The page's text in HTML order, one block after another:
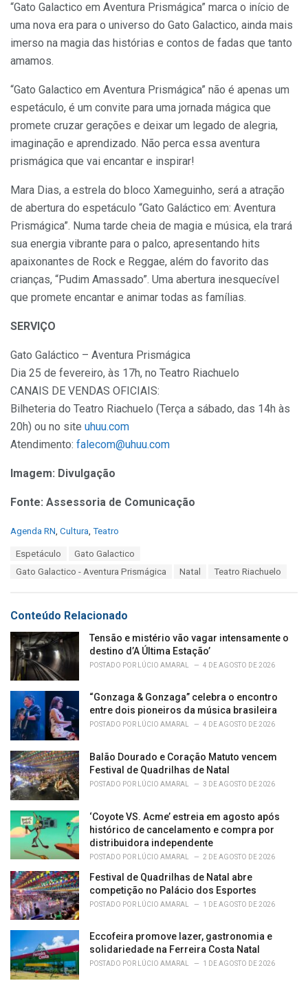
“Gato Galactico em Aventura Prismágica” marca o início de
uma nova era para o universo do Gato Galactico, ainda mais
imerso na magia das histórias e contos de fadas que tanto
amamos.
“Gato Galactico em Aventura Prismágica” não é apenas um
espetáculo, é um convite para uma jornada mágica que
promete cruzar gerações e deixar um legado de alegria,
imaginação e aprendizado. Não perca essa aventura
prismágica que vai encantar e inspirar!
Mara Dias, a estrela do bloco Xameguinho, será a atração
de abertura do espetáculo “Gato Galáctico em: Aventura
Prismágica”. Numa tarde cheia de magia e música, ela trará
sua energia vibrante para o palco, apresentando hits
apaixonantes de Rock e Reggae, além do favorito das
crianças, “Pudim Amassado”. Uma abertura inesquecível
que promete encantar e animar todas as famílias.
SERVIÇO
Gato Galáctico – Aventura Prismágica
Dia 25 de fevereiro, às 17h, no Teatro Riachuelo
CANAIS DE VENDAS OFICIAIS:
Bilheteria do Teatro Riachuelo (Terça a sábado, das 14h às
20h) ou no site uhuu.com
Atendimento: falecom@uhuu.com
Imagem: Divulgação
Fonte: Assessoria de Comunicação
C
i
e
s
:
Agenda RN, Cultura, Teatro
Espetáculo
Gato Galactico
Gato Galactico - Aventura Prismágica
Natal Teatro Riachuelo
Conteúdo Relacionado
Tensão e mistério vão vagar intensamente o
destino d’A Última Estação’
POSTADO POR LÚCIO AMARAL 4 DE AGOSTO DE 2026
“Gonzaga & Gonzaga” celebra o encontro
entre dois pioneiros da música brasileira
POSTADO POR LÚCIO AMARAL 4 DE AGOSTO DE 2026
Balão Dourado e Coração Matuto vencem
Festival de Quadrilhas de Natal
POSTADO POR LÚCIO AMARAL 3 DE AGOSTO DE 2026
‘Coyote VS. Acme’ estreia em agosto após
histórico de cancelamento e compra por
distribuidora independente
POSTADO POR LÚCIO AMARAL 2 DE AGOSTO DE 2026
Festival de Quadrilhas de Natal abre
competição no Palácio dos Esportes
POSTADO POR LÚCIO AMARAL 1 DE AGOSTO DE 2026
Eccofeira promove lazer, gastronomia e
solidariedade na Ferreira Costa Natal
POSTADO POR LÚCIO AMARAL 1 DE AGOSTO DE 2026